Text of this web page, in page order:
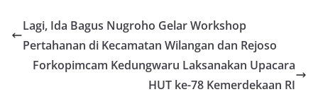
Lagi, Ida Bagus Nugroho Gelar Workshop
Pertahanan di Kecamatan Wilangan dan Rejoso
Forkopimcam Kedungwaru Laksanakan Upacara
HUT ke-78 Kemerdekaan RI